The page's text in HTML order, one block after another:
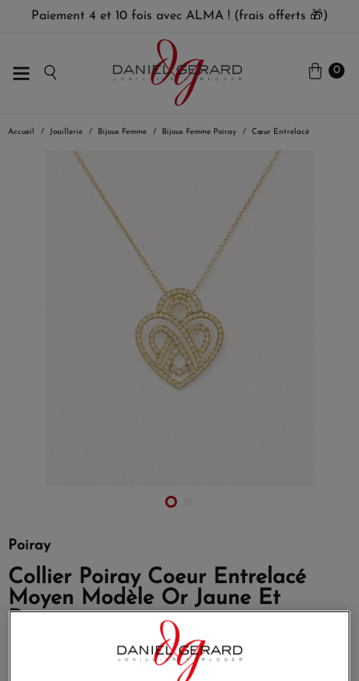
Paiement 4 et 10 fois avec ALMA ! (frais offerts 🎁)
0
Accueil Joaillerie Bijoux Femme Bijoux Femme Poiray Cœur Entrelacé
Poiray
Collier Poiray Coeur Entrelacé
Moyen Modèle Or Jaune Et
Diamants
Emblème de la Maison Poiray, la collection Cœur Entrelacé